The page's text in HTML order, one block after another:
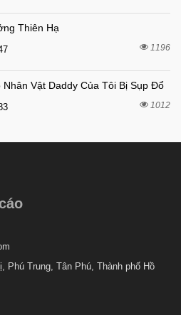
7 tháng trước
7 tháng trước
Thiên Hạ
1196
Nhân Vật Daddy Của Tôi Bị Sụp Đổ
1012
Phú Trung, Tân Phú, Thành phố Hồ